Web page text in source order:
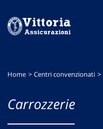
menu
contenuto
footer
Home Centri convenzionati
Carrozzerie